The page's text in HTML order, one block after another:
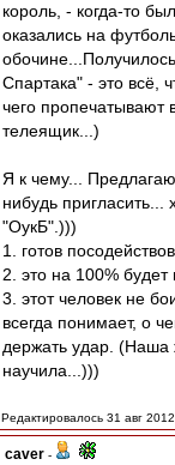
король, - когда-то
оказались на
Спартака" - это всё,
чего пропечатывают
телеящик...)
Я к чему...
нибудь пригласить...
"ОукБ".)))
1. готов
2. это на 100% будет
3. этот человек не
всегда понимает, о
держать удар. (Наша
научила...)))
Редактировалось 31 авг
caver -